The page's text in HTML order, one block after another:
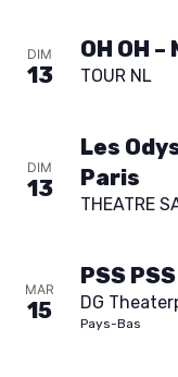
À
DIM
13
OH OH
TOUR NL
DIM
13
Les
Paris
THEATRE
MAR
15
PSS
DG
Pays-Bas